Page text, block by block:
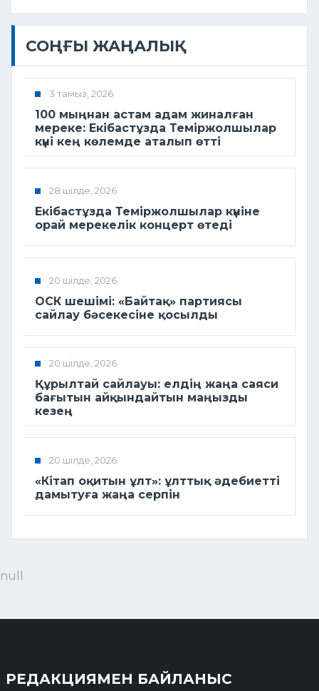
СОҢҒЫ ЖАҢАЛЫҚ
3 тамыз, 2026
100 мыңнан астам адам жиналған
мереке: Екібастұзда Теміржолшылар
күні кең көлемде аталып өтті
28 шілде, 2026
Екібастұзда Теміржолшылар күніне
орай мерекелік концерт өтеді
20 шілде, 2026
ОСК шешімі: «Байтақ» партиясы
сайлау бәсекесіне қосылды
20 шілде, 2026
Құрылтай сайлауы: елдің жаңа саяси
бағытын айқындайтын маңызды
кезең
20 шілде, 2026
«Кітап оқитын ұлт»: ұлттық әдебиетті
дамытуға жаңа серпін
null
РЕДАКЦИЯМЕН БАЙЛАНЫС